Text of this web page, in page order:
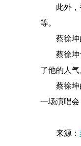
此外
等。
蔡徐
蔡徐
了他的人气
蔡徐
一场演唱
来源：